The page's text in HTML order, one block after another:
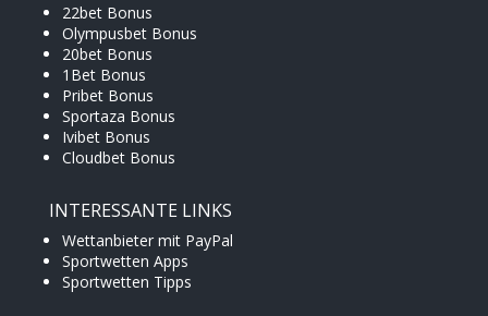
22bet Bonus
Olympusbet Bonus
20bet Bonus
1Bet Bonus
Pribet Bonus
Sportaza Bonus
Ivibet Bonus
Cloudbet Bonus
INTERESSANTE LINKS
Wettanbieter mit PayPal
Sportwetten Apps
Sportwetten Tipps